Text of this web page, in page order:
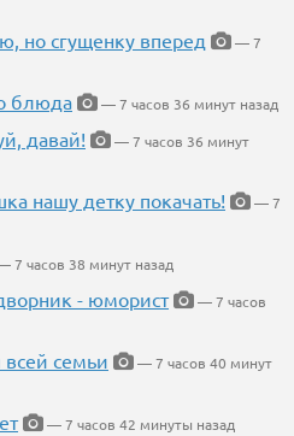
но сгущенку вперед
— 7
блюда
— 7 часов 36 минут назад
давай!
— 7 часов 36 минут
нашу детку покачать!
— 7
7 часов 38 минут назад
- юморист
— 7 часов
семьи
— 7 часов 40 минут
— 7 часов 42 минуты назад